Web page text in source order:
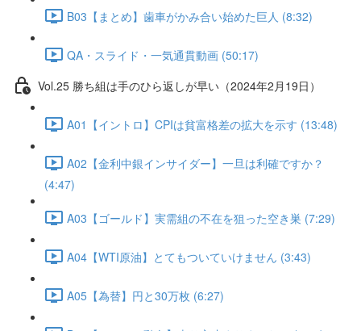
B03【まとめ】歯車がかみ合い始めた巨人 (8:32)
QA・スライド・一気通貫動画 (50:17)
Vol.25 勝ち組は手のひら返しが早い（2024年2月19日）
A01【イントロ】CPIは貧富格差の拡大を示す (13:48)
A02【金利中銀インサイダー】一旦は利確ですか？
(4:47)
A03【ゴールド】実需組の不在を狙った空き巣 (7:29)
A04【WTI原油】とてもついていけません (3:43)
A05【為替】円と30万枚 (6:27)